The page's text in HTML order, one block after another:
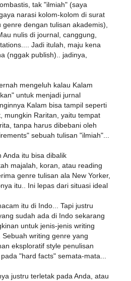
tak "ilmiah" (saya
narasi kolom-kolom di surat
genre dengan tulisan akademis),
nulis di journal, canggung,
Jadi itulah, maju kena
(nggak publish).. jadinya,
mengeluh kalau Kalam
untuk menjadi jurnal
Kalam bisa tampil seperti
mungkin Raritan, yaitu tempat
tanpa harus dibebani oleh
sebuah tulisan "ilmiah"...
Anda itu bisa dibalik
majalah, koran, atau reading
genre tulisan ala New Yorker,
itu.. Ini lepas dari situasi ideal
itu di Indo... Tapi justru
sudah ada di Indo sekarang
untuk jenis-jenis writing
writing genre yang
eksploratif style penulisan
"hard facts" semata-mata...
justru terletak pada Anda, atau